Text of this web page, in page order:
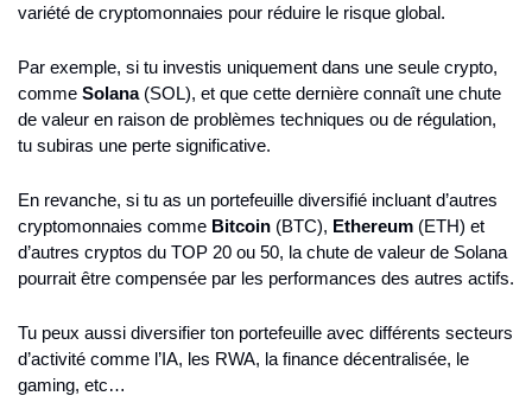
variété de cryptomonnaies pour réduire le risque global.
Par exemple, si tu investis uniquement dans une seule crypto,
comme Solana (SOL), et que cette dernière connaît une chute
de valeur en raison de problèmes techniques ou de régulation,
tu subiras une perte significative.
En revanche, si tu as un portefeuille diversifié incluant d’autres
cryptomonnaies comme Bitcoin (BTC), Ethereum (ETH) et
d’autres cryptos du TOP 20 ou 50, la chute de valeur de Solana
pourrait être compensée par les performances des autres actifs.
Tu peux aussi diversifier ton portefeuille avec différents secteurs
d’activité comme l’IA, les RWA, la finance décentralisée, le
gaming, etc…